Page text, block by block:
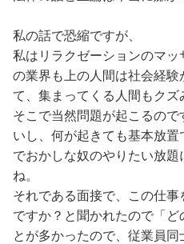
私の話で恐縮ですが、
私はリラクゼーションのマッ
の業界も上の人間は社会経
て、集まってくる人間もクズ
そこで当然問題が起こるの
いし、何が起きても基本放
でおかしな奴のやりたい放
ね。
それである面接で、この仕
ですか？と聞かれたので「
とが多かったので、従業員